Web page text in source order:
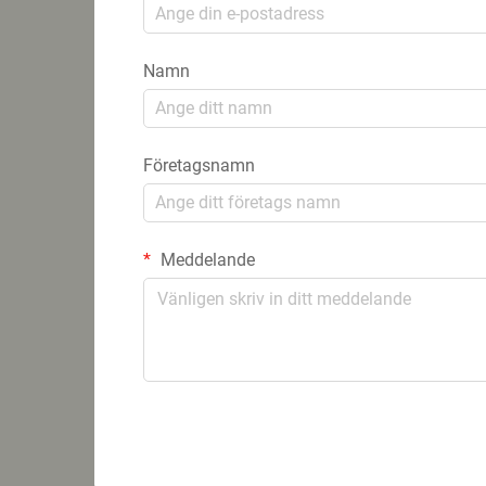
Namn
Företagsnamn
Meddelande